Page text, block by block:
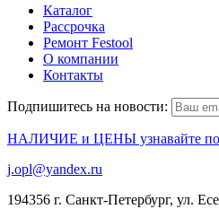
Каталог
Рассрочка
Ремонт Festool
О компании
Контакты
Подпишитесь на новости:
НАЛИЧИЕ и ЦЕНЫ узнавайте по
j.opl@yandex.ru
194356 г. Санкт-Петербург, ул.